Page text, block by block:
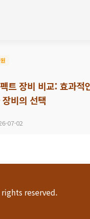
트 장비 비교: 효과적
비의 선택
07-02
reserved.